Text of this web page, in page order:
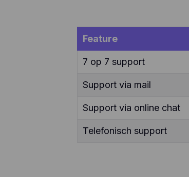
Feature
7 op 7 support
Support via mail
Support via online chat
Telefonisch support